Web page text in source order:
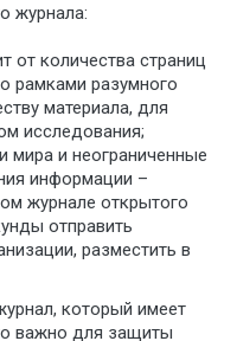
журнала:
от количества страниц
рамками разумного
материала, для
исследования;
мира и неограниченные
информации –
журнале открытого
отправить
разместить в
который имеет
важно для защиты